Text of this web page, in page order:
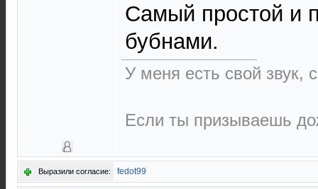
Самый простой и
бубнами.
У меня есть свой
Если ты призываешь
Выразили согласие: fedot99